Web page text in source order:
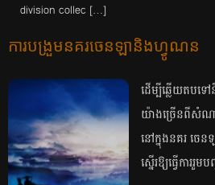
division collec […]
ការ​​បង្រួម​នគរ​ចេនឡានិង​ហ្វូណន
ដើម្បី​​ឆ្លើយ​​តប​​
យ៉ាង​​ច្រើន​​ពី​​សំណា
នៅ​​ក្នុង​​នគរ​​ ចេ
ស្នើរ​​ឱ្យ​ធ្វើ​​ការ​​